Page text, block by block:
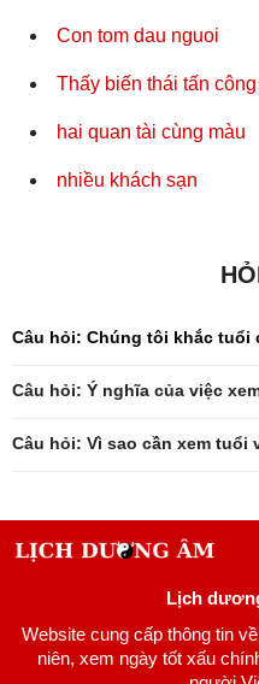
Con tom dau nguoi
Thấy biến thái tấn
hai quan tài cùng màu
nhiều khách sạn
Câu hỏi: Chúng tôi khắc tuổi
Câu hỏi: Vì sao cần xem tuổi
Lịch
Website cung cấp thông tin
niên, xem ngày tốt xấu